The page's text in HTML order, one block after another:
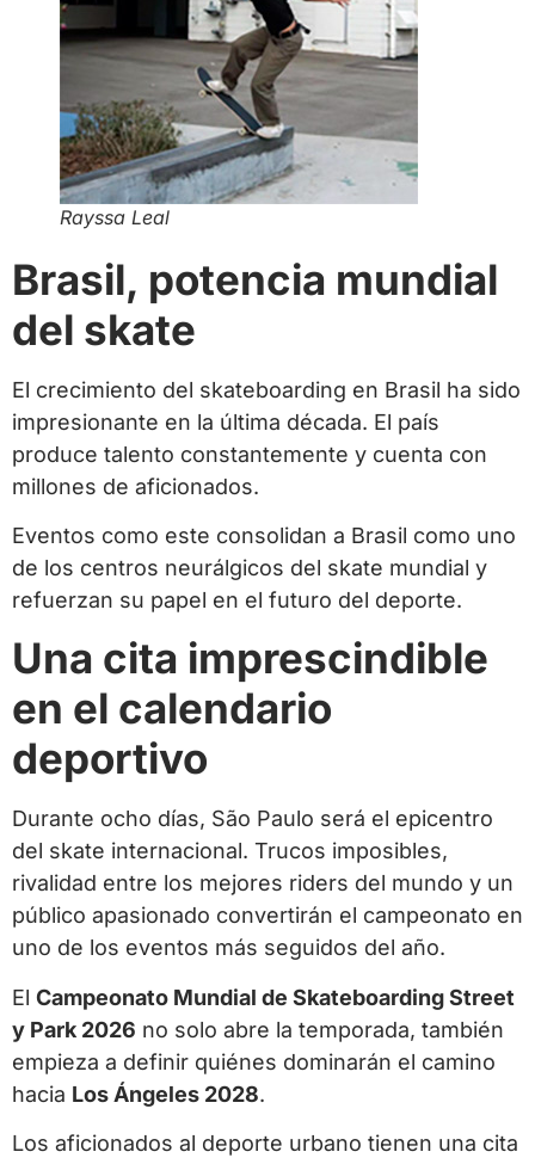
Rayssa Leal
Brasil, potencia mundial
del skate
El crecimiento del skateboarding en Brasil ha sido
impresionante en la última década. El país
produce talento constantemente y cuenta con
millones de aficionados.
Eventos como este consolidan a Brasil como uno
de los centros neurálgicos del skate mundial y
refuerzan su papel en el futuro del deporte.
Una cita imprescindible
en el calendario
deportivo
Durante ocho días, São Paulo será el epicentro
del skate internacional. Trucos imposibles,
rivalidad entre los mejores riders del mundo y un
público apasionado convertirán el campeonato en
uno de los eventos más seguidos del año.
El Campeonato Mundial de Skateboarding Street
y Park 2026 no solo abre la temporada, también
empieza a definir quiénes dominarán el camino
hacia Los Ángeles 2028.
Los aficionados al deporte urbano tienen una cita